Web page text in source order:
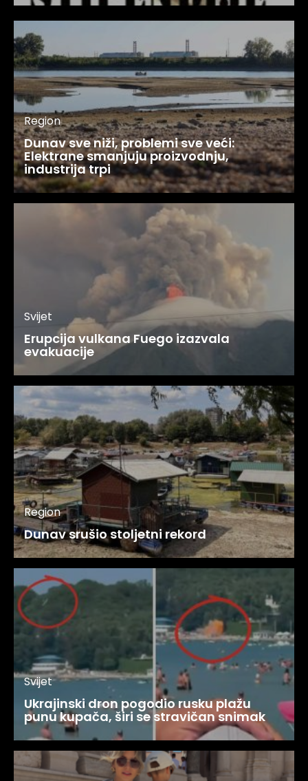
Region
Dunav sve niži, problemi sve veći:
Elektrane smanjuju proizvodnju,
industrija trpi
Svijet
Erupcija vulkana Fuego izazvala
evakuacije
Region
Dunav srušio stoljetni rekord
Svijet
Ukrajinski dron pogodio rusku plažu
punu kupača, širi se stravičan snimak